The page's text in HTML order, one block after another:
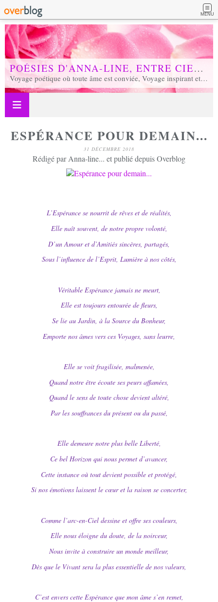
MENU
POÉSIES D'ANNA-LINE, ENTRE CIEL ET TERRE...
Voyage poétique où toute âme est conviée, Voyage inspirant et inspiré, Voyage en soi et d'unité, Voyage au coeur de notre réalité...
ESPÉRANCE POUR DEMAIN...
31 DÉCEMBRE 2018
Rédigé par Anna-line... et publié depuis Overblog
L’Espérance se nourrit de rêves et de réalités,
Elle naît souvent, de notre propre volonté,
D’un Amour et d’Amitiés sincères, partagés,
Sous l’influence de l’Esprit, Lumière à nos côtés,
Véritable Espérance jamais ne meurt,
Elle est toujours entourée de fleurs,
Se lie au Jardin, à la Source du Bonheur,
Emporte nos âmes vers ces Voyages, sans leurre,
Elle se voit fragilisée, malmenée,
Quand notre être écoute ses peurs affamées,
Quand le sens de toute chose devient altéré,
Par les souffrances du présent ou du passé,
Elle demeure notre plus belle Liberté,
Ce bel Horizon qui nous permet d’avancer,
Cette instance où tout devient possible et protégé,
Si nos émotions laissent le cœur et la raison se concerter,
Comme l’arc-en-Ciel dessine et offre ses couleurs,
Elle nous éloigne du doute, de la noirceur,
Nous invite à construire un monde meilleur,
Dès que le Vivant sera la plus essentielle de nos valeurs,
C’est envers cette Espérance que mon âme s’en remet,